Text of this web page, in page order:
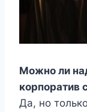
Можно ли
корпоратив
Да, но